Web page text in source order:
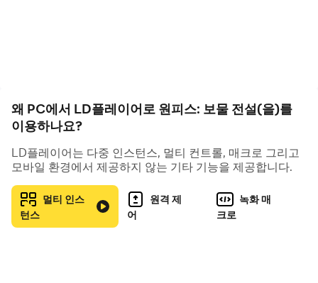
매번의 탐험은 예상치 못한 보상을 가져올 수 있으며, 귀중
한 자원이든, 새로운 스토리 힌트를 찾든 간에 즐거움이 가
득합니다.
모험 과정에서 당신은 루피, 나미, 조로 등의 클래식한 캐릭
터들을 만나게 될 것입니다.
왜 PC에서 LD플레이어로 원피스: 보물 전설(을)를
이용하나요?
LD플레이어는 다중 인스턴스, 멀티 컨트롤, 매크로 그리고
모바일 환경에서 제공하지 않는 기타 기능을 제공합니다.
멀티 인스
턴스
원격 제
어
녹화 매
크로